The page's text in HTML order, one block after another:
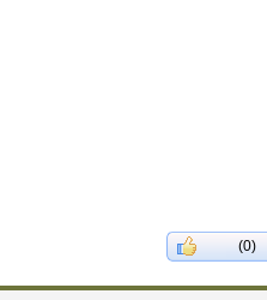
(0)